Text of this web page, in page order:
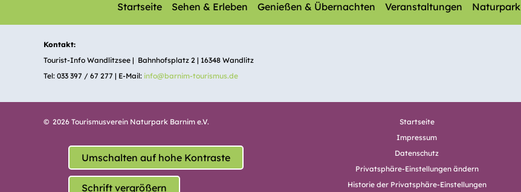
Startseite Sehen & Erleben Genießen & Übernachten Veranstaltungen Naturpark
Kontakt:
Tourist-Info Wandlitzsee | Bahnhofsplatz 2 | 16348 Wandlitz
Tel: 033 397 / 67 277 | E-Mail: info@barnim-tourismus.de
© 2026 Tourismusverein Naturpark Barnim e.V.
Umschalten auf hohe Kontraste
Schrift vergrößern
Startseite
Impressum
Datenschutz
Privatsphäre-Einstellungen ändern
Historie der Privatsphäre-Einstellungen